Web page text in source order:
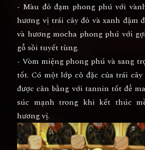
- Màu đỏ đạm phong phú với
hương vị trái cây đỏ và xanh đậm
và hương mocha phong phú với
gỗ sồi tuyết tùng.
- Vòm miệng phong phú và sang
tốt. Có một lớp cô đặc của trái
được cân bằng với tannin tốt để
súc mạnh trong khi kết thúc
hương vị.